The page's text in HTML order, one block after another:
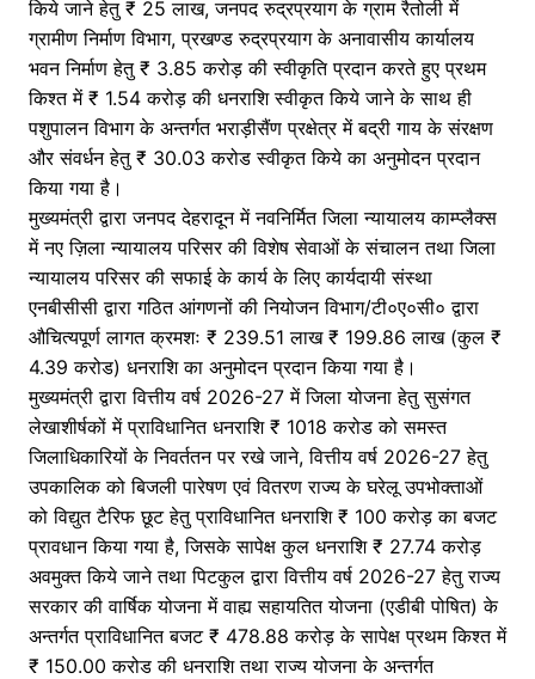
किये जाने हेतु ₹ 25 लाख, जनपद रुद्रप्रयाग के ग्राम रैतोली में
ग्रामीण निर्माण विभाग, प्रखण्ड रुद्रप्रयाग के अनावासीय कार्यालय
भवन निर्माण हेतु ₹ 3.85 करोड़ की स्वीकृति प्रदान करते हुए प्रथम
किश्त में ₹ 1.54 करोड़ की धनराशि स्वीकृत किये जाने के साथ ही
पशुपालन विभाग के अन्तर्गत भराड़ीसैंण प्रक्षेत्र में बद्री गाय के संरक्षण
और संवर्धन हेतु ₹ 30.03 करोड स्वीकृत किये का अनुमोदन प्रदान
किया गया है।
मुख्यमंत्री द्वारा जनपद देहरादून में नवनिर्मित जिला न्यायालय काम्प्लैक्स
में नए ज़िला न्यायालय परिसर की विशेष सेवाओं के संचालन तथा जिला
न्यायालय परिसर की सफाई के कार्य के लिए कार्यदायी संस्था
एनबीसीसी द्वारा गठित आंगणनों की नियोजन विभाग/टी०ए०सी० द्वारा
औचित्यपूर्ण लागत क्रमशः ₹ 239.51 लाख ₹ 199.86 लाख (कुल ₹
4.39 करोड) धनराशि का अनुमोदन प्रदान किया गया है।
मुख्यमंत्री द्वारा वित्तीय वर्ष 2026-27 में जिला योजना हेतु सुसंगत
लेखाशीर्षकों में प्राविधानित धनराशि ₹ 1018 करोड को समस्त
जिलाधिकारियों के निवर्ततन पर रखे जाने, वित्तीय वर्ष 2026-27 हेतु
उपकालिक को बिजली पारेषण एवं वितरण राज्य के घरेलू उपभोक्ताओं
को विद्युत टैरिफ छूट हेतु प्राविधानित धनराशि ₹ 100 करोड़ का बजट
प्रावधान किया गया है, जिसके सापेक्ष कुल धनराशि ₹ 27.74 करोड़
अवमुक्त किये जाने तथा पिटकुल द्वारा वित्तीय वर्ष 2026-27 हेतु राज्य
सरकार की वार्षिक योजना में वाह्य सहायतित योजना (एडीबी पोषित) के
अन्तर्गत प्राविधानित बजट ₹ 478.88 करोड़ के सापेक्ष प्रथम किश्त में
₹ 150.00 करोड की धनराशि तथा राज्य योजना के अन्तर्गत